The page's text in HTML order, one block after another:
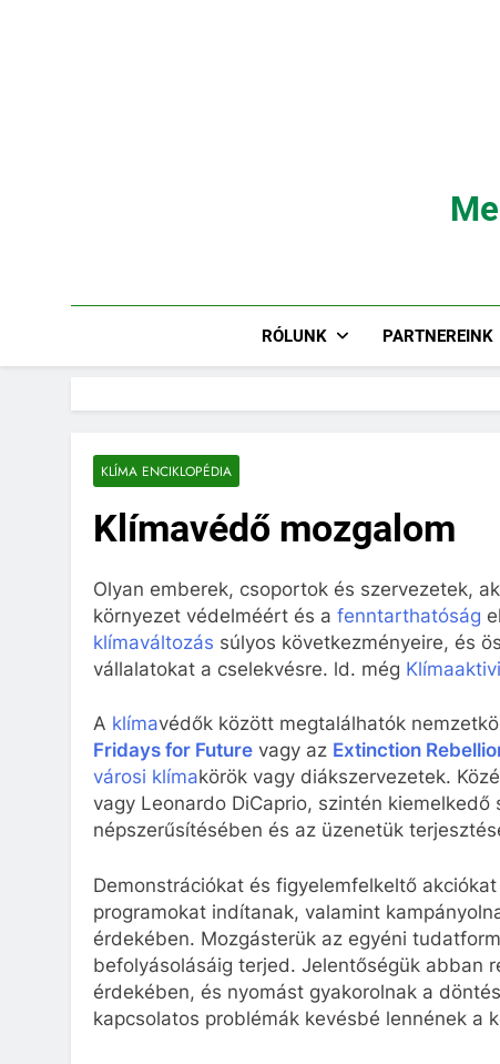
RÓLUNK PARTNEREINK
KLÍMA ENCIKLOPÉDIA
Klímavédő mozgalom
Olyan emberek, csoportok és szervezetek,
környezet védelméért és a fenntarthatóság
klímaváltozás súlyos következményeire, és
vállalatokat a cselekvésre. ld. még
A klímavédők között megtalálhatók
Fridays for Future vagy az Extinction
városi klímakörök vagy diákszervezetek.
vagy Leonardo DiCaprio, szintén kiemelkedő
népszerűsítésében és az üzenetük
Demonstrációkat és figyelemfelkeltő
programokat indítanak, valamint
érdekében. Mozgásterük az egyéni
befolyásolásáig terjed. Jelentőségük abban
érdekében, és nyomást gyakorolnak a
kapcsolatos problémák kevésbé lennének a